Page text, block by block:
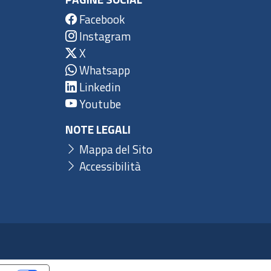
Facebook
Instagram
X
Whatsapp
Linkedin
Youtube
NOTE LEGALI
Mappa del Sito
Accessibilità